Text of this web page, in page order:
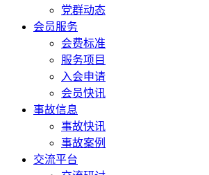
党群动态
会员服务
会费标准
服务项目
入会申请
会员快讯
事故信息
事故快讯
事故案例
交流平台